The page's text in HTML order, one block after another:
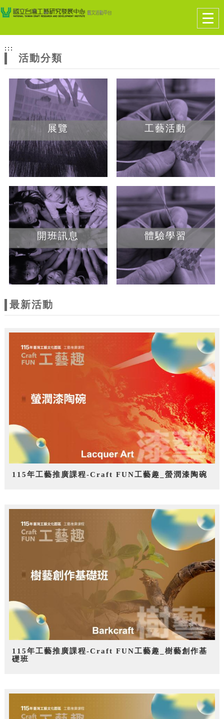
網
站
主
題
跳到主要內容
網站導覽
:::
活動分類
展覽 工藝活動
開班訊息 體驗學習
最新活動
115年工藝推廣課程-Craft FUN工藝趣_螢潤漆陶碗
115年工藝推廣課程-Craft FUN工藝趣_樹藝創作基
礎班